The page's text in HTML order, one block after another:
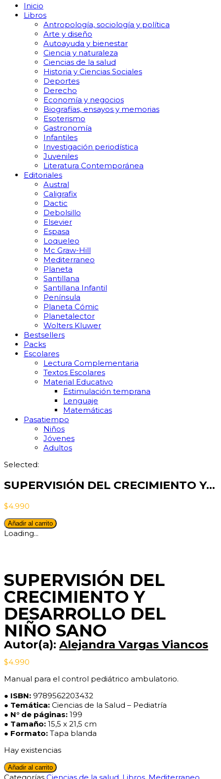
Inicio
Libros
Antropología, sociología y política
Arte y diseño
Autoayuda y bienestar
Ciencia y naturaleza
Ciencias de la salud
Historia y Ciencias Sociales
Deportes
Derecho
Economía y negocios
Biografías, ensayos y memorias
Esoterismo
Gastronomía
Infantiles
Investigación periodística
Juveniles
Literatura Contemporánea
Editoriales
Austral
Caligrafix
Dactic
Debolsillo
Elsevier
Espasa
Loqueleo
Mc Graw-Hill
Mediterraneo
Planeta
Santillana
Santillana Infantil
Península
Planeta Cómic
Planetalector
Wolters Kluwer
Bestsellers
Packs
Escolares
Lectura Complementaria
Textos Escolares
Material Educativo
Estimulación temprana
Lenguaje
Matemáticas
Pasatiempo
Niños
Jóvenes
Adultos
Selected:
SUPERVISIÓN DEL CRECIMIENTO Y…
$4.990
SUPERVISIÓN
DEL
NIÑO
SANO
cantidad
Añadir al carrito
Loading...
SUPERVISIÓN DEL
CRECIMIENTO Y
DESARROLLO DEL
NIÑO SANO
Autor(a): Alejandra Vargas Viancos
$4.990
Manual para el control pediátrico ambulatorio.
● ISBN: 9789562203432
● Temática: Ciencias de la Salud – Pediatría
● N° de páginas: 199
● Tamaño: 15,5 x 21,5 cm
● Formato: Tapa blanda
Hay existencias
SUPERVISIÓN
DEL
Añadir al carrito